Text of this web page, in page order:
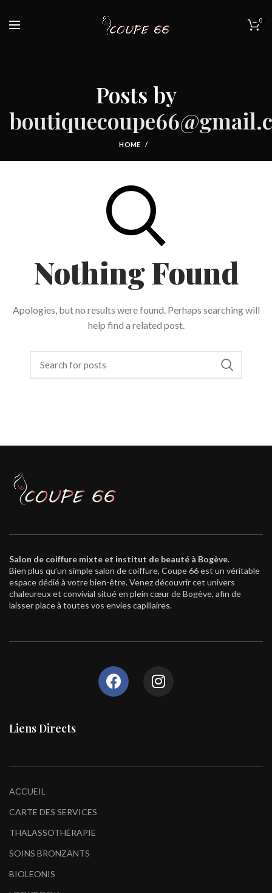
0
Posts by
HOME
Nothing Found
Apologies, but no results were found. Perhaps searching will
help find a related post.
Salon de coiffure mixte et institut de beauté à Bogève.
Bien plus qu’un simple salon de coiffure, Coupe 66 est un véritable
espace dédié à votre bien-être. Venez découvrir cet univers
chaleureux et convivial situé en plein cœur de Bogève, afin de
laisser place à toutes vos envies capillaires.
Liens Directs
ACCUEIL
CARTE DES SERVICES
THALASSOTHÉRAPIE
SOINS BRONZANTS
BIOLEONIS